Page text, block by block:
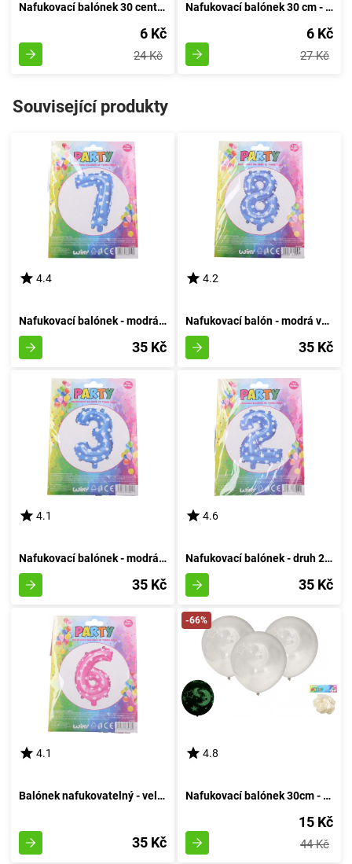
Nafukovací balónek 30 centimetrů - sada 5 kusů, s číslem 20
6 Kč
24 Kč
Nafukovací balónek 30 cm - sada 5 kusů, s číslem 10
6 Kč
27 Kč
Související produkty
4.4
Nafukovací balónek - modrá sedmička
35 Kč
4.2
Nafukovací balón - modrá varianta číslo osm
35 Kč
4.1
Nafukovací balónek - modrá velikost 3
35 Kč
4.6
Nafukovací balónek - druh 2 azurový
35 Kč
4.1
Balónek nafukovatelný - velikost 6, růžový
35 Kč
-66%
4.8
Nafukovací balónek 30cm - sada 6 kusů, s luminescencí v temnotě
15 Kč
44 Kč